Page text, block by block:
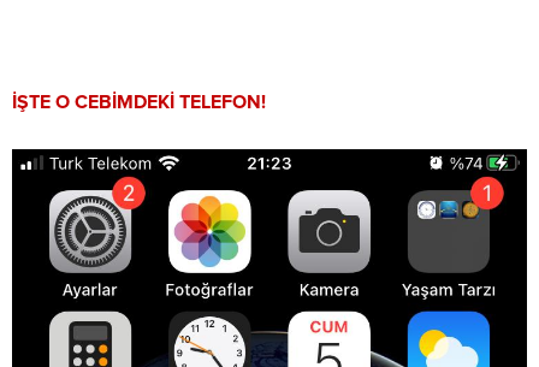
İŞTE O CEBİMDEKİ TELEFON!